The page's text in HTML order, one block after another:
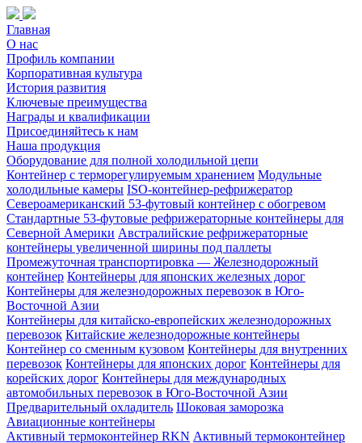
Главная
О нас
Профиль компании
Корпоративная культура
История развития
Ключевые преимущества
Награды и квалификации
Присоединяйтесь к нам
Наша продукция
Оборудование для полной холодильной цепи
Контейнер с терморегулируемым хранением Модульные
холодильные камеры ISO-контейнер-рефрижератор
Североамериканский 53-футовый контейнер с обогревом
Стандартные 53-футовые рефрижераторные контейнеры для
Северной Америки Австралийские рефрижераторные
контейнеры увеличенной ширины под паллеты
Промежуточная транспортировка — Железнодорожный
контейнер Контейнеры для японских железных дорог
Контейнеры для железнодорожных перевозок в Юго-
Восточной Азии
Контейнеры для китайско-европейских железнодорожных
перевозок Китайские железнодорожные контейнеры
Контейнер со сменным кузовом Контейнеры для внутренних
перевозок Контейнеры для японских дорог Контейнеры для
корейских дорог Контейнеры для международных
автомобильных перевозок в Юго-Восточной Азии
Предварительный охладитель Шоковая заморозка
Авиационные контейнеры
Активный термоконтейнер RKN Активный термоконтейнер